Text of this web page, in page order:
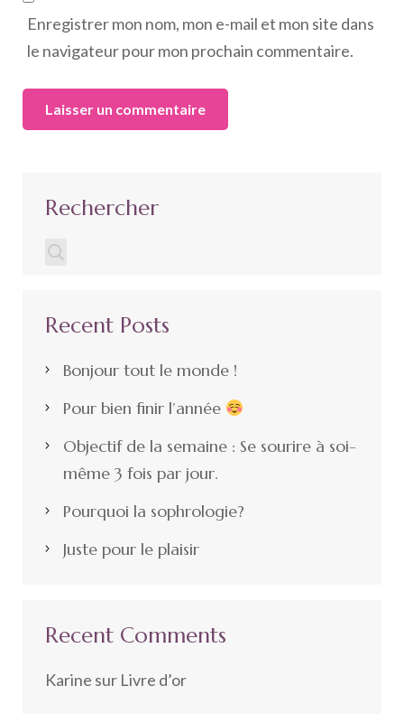
Enregistrer mon nom, mon e-mail et mon site dans
le navigateur pour mon prochain commentaire.
Rechercher
Recent Posts
Bonjour tout le monde !
Pour bien finir l’année
Objectif de la semaine : Se sourire à soi-
même 3 fois par jour.
Pourquoi la sophrologie?
Juste pour le plaisir
Recent Comments
Karine sur Livre d’or